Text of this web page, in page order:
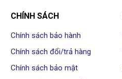
CHÍNH SÁCH
Chính sách bảo hành
Chính sách đổi/trả hàng
Chính sách bảo mật